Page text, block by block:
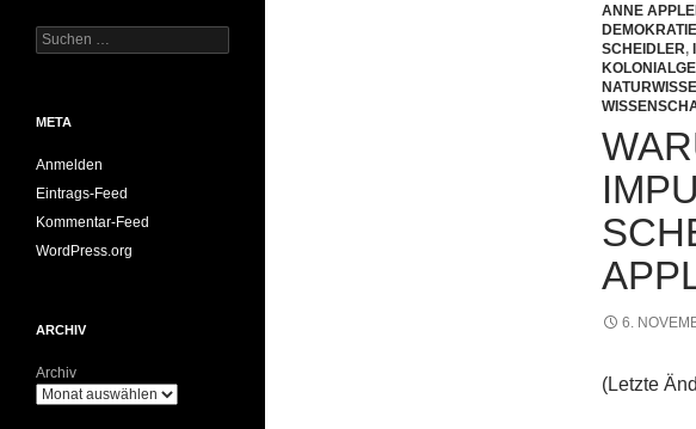
ANNE
SCHEIDLER,
6.
(Letzte
Suchen
nach:
META
Anmelden
Eintrags-Feed
Kommentar-Feed
WordPress.org
ARCHIV
Archiv